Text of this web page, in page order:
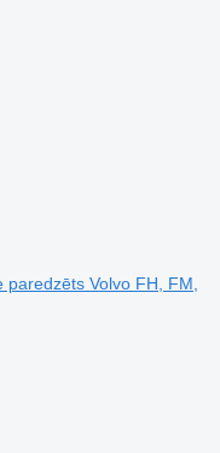
Volvo FH, FM,